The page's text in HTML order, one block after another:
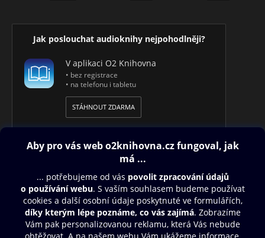
Dejvické divadelní léto.
Jak poslouchat audioknihy nejpohodlněji?
V aplikaci O2 Knihovna
• bez registrace
• na telefonu i tabletu
STÁHNOUT ZDARMA
Obsah ke stažení
Moje O2 Knihovna
Další zábava